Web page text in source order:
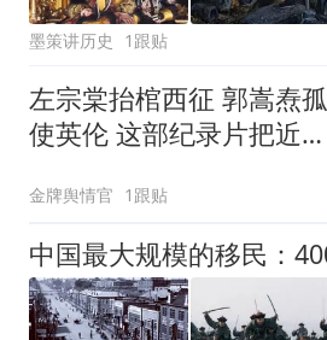
墨策讲历史 1跟贴
左宗棠抬棺西征 郭嵩焘孤
使英伦 这部纪录片把近代
金牌舆情官 1跟贴